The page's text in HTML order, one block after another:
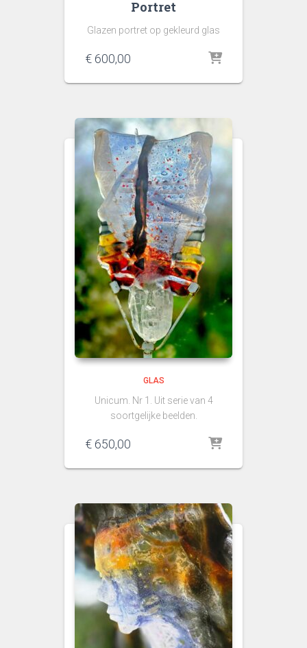
Portret
Glazen portret op gekleurd glas
€ 600,00
GLAS
Unicum. Nr 1. Uit serie van 4
soortgelijke beelden.
€ 650,00